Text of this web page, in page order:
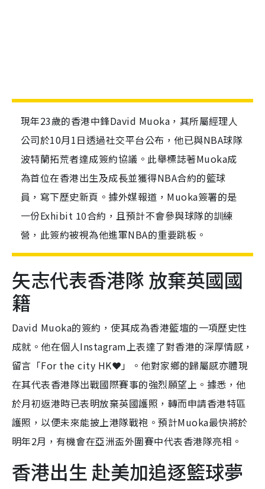
現年23歲的香港中鋒David Muoka，其所屬經理人
公司於10月1日透過社交平台公布，他已與NBA球隊
波特蘭拓荒者達成簽約協議。此舉標誌著Muoka成
為首位在香港出生及成長並獲得NBA合約的籃球
員，寫下歷史新頁。據外媒報道，Muoka簽署的是
一份Exhibit 10合約，且預計不會參與球隊的訓練
營，此簽約被視為他進軍NBA的重要跳板。
矢志代表香港隊 放棄英國國
籍
David Muoka的簽約，使其成為香港籃壇的一項歷史性
成就。他在個人Instagram上表達了對香港的深厚情感，
留言「For the city HK❤️」。他對家鄉的歸屬感亦體現
在其代表香港隊出戰國際賽事的強烈願望上。據悉，他
於月初返港時已表明放棄英國護照，轉而申請香港特區
護照，以便未來能披上港隊戰袍。預計Muoka最快將於
明年2月，有機會在亞洲盃外圍賽中代表香港隊亮相。
香港出生 赴美加追逐籃球夢